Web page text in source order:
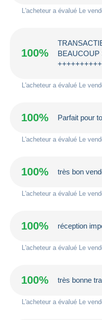
L'acheteur a évalué Le
100%
BEAUCOUP
L'acheteur a évalué Le
100% Parfait pour
L'acheteur a évalué Le
100% très bon
L'acheteur a évalué Le
100% réception
L'acheteur a évalué Le
100% très bonne
L'acheteur a évalué Le